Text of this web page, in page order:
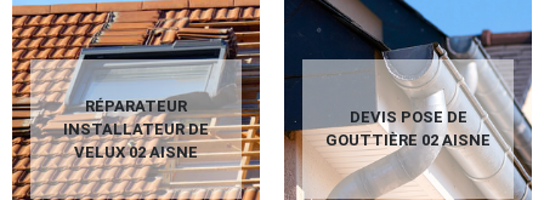
RÉPARATEUR
INSTALLATEUR DE
VELUX 02 AISNE
DEVIS POSE DE
GOUTTIÈRE 02 AISNE